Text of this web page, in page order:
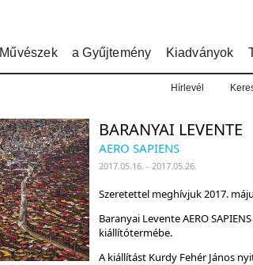
Művészek a Gyűjtemény Kiadványok
Hírlevél
BARANYAI LEVENTE
AERO SAPIENS
2017.05.16. - 2017.05.26.
Szeretettel meghívjuk 2017.
Baranyai Levente AERO
kiállítótermébe.
A kiállítást Kurdy Fehér János